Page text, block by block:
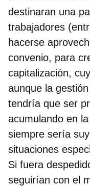
destinaran una
trabajadores
hacerse
convenio, para
capitalización,
aunque la
tendría que ser
acumulando en
siempre sería
situaciones
Si fuera
seguirían con el